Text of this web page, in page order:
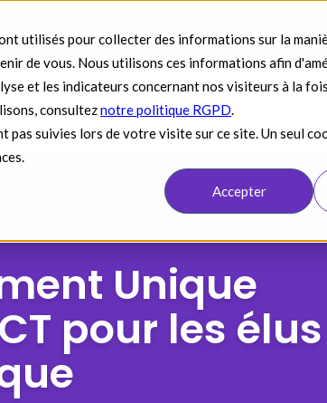
utilisés pour collecter des informations sur la
de vous. Nous utilisons ces informations afin
et les indicateurs concernant nos visiteurs à la
consulteznotre politique RGPD.
suivies lors de votre visite sur ce site. Un seul
Accepter
Conseil Accompagnement - soutien
Formations Inter Formations Digital
Unique
pour les élus